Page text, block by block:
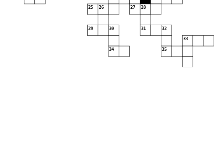
25 26 27 28
29 30 31 32
33
34 35